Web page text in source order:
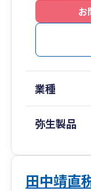
お
業種
弥生製品
田中靖直